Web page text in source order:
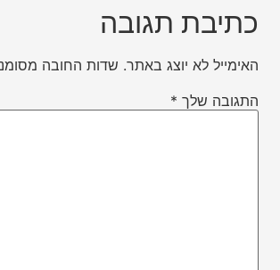
כתיבת תגובה
האימייל לא יוצג באתר. שדות החובה
התגובה שלך *